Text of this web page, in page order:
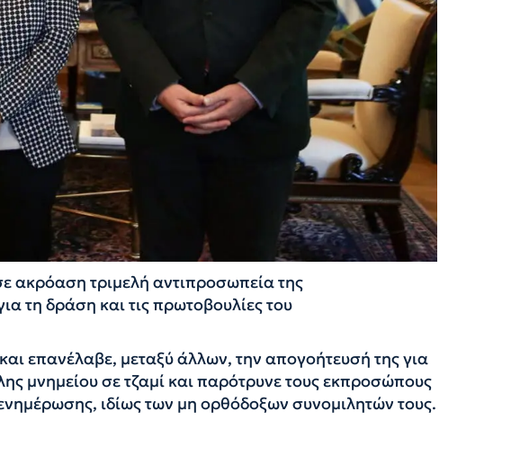
ακρόαση τριμελή αντιπροσωπεία της
τη δράση και τις πρωτοβουλίες του
επανέλαβε, μεταξύ άλλων, την απογοήτευσή της για
μνημείου σε τζαμί και παρότρυνε τους εκπροσώπους
ιδίως των μη ορθόδοξων συνομιλητών τους.